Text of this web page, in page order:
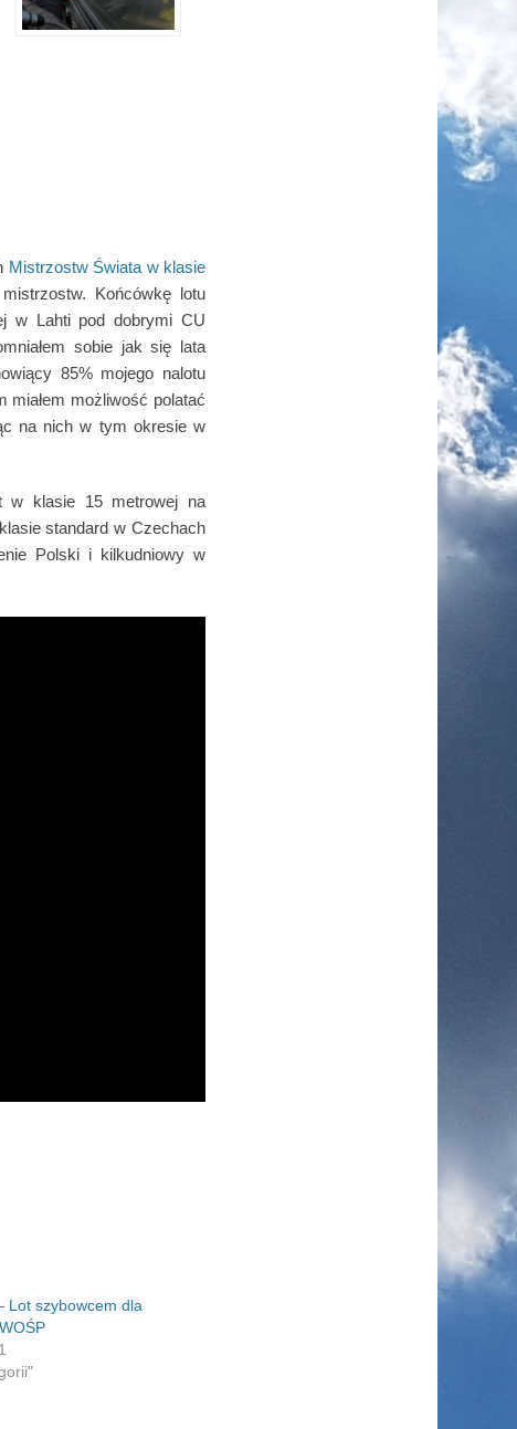
Mistrzostw Świata w klasie
Końcówkę lotu
w Lahti pod dobrymi CU
sobie jak się lata
85% mojego nalotu
miałem możliwość polatać
na nich w tym okresie w
w klasie 15 metrowej na
standard w Czechach
Polski i kilkudniowy w
Lot szybowcem dla